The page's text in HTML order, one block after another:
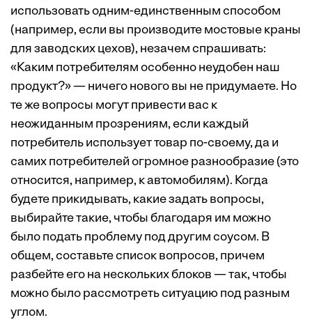
использовать одним-един­ственным способом
(например, если вы производите мостовые краны
для заводских цехов), незачем спрашивать:
«Каким потребителям особенно неудобен наш
продукт?» — ничего нового вы не придумаете. Но
те же вопросы могут привести вас к
неожиданным прозрениям, если каждый
потребитель использует товар по-своему, да и
самих потребителей огромное разнообразие (это
относится, например, к автомобилям). Когда
будете прикидывать, какие задать вопросы,
выбирайте такие, чтобы благодаря им можно
было подать проблему под другим соусом. В
общем, составьте список вопросов, причем
разбейте его на нескольких блоков — так, чтобы
можно было рассмотреть ситуацию под разным
углом.